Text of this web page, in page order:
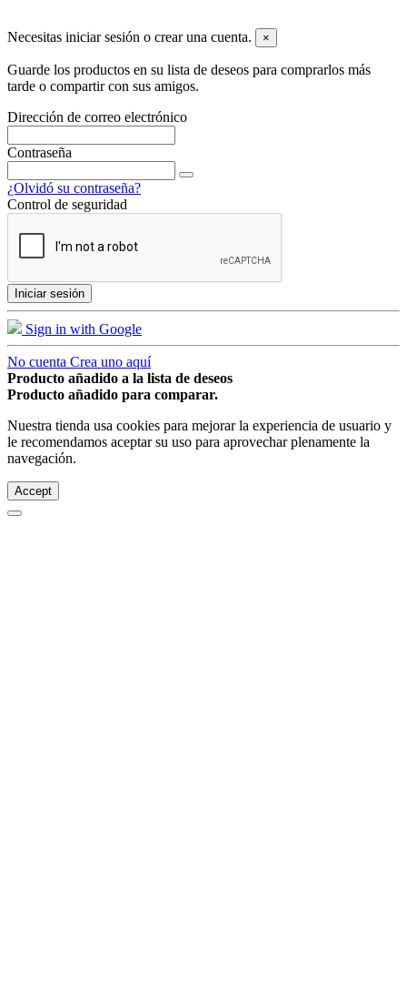
Necesitas iniciar sesión o crear una cuenta. ×
Guarde los productos en su lista de deseos para comprarlos más
tarde o compartir con sus amigos.
Dirección de correo electrónico
Contraseña
¿Olvidó su contraseña?
Control de seguridad
Iniciar sesión
Sign in with Google
No cuenta Crea uno aquí
Producto añadido a la lista de deseos
Producto añadido para comparar.
Nuestra tienda usa cookies para mejorar la experiencia de usuario y
le recomendamos aceptar su uso para aprovechar plenamente la
navegación.
Accept